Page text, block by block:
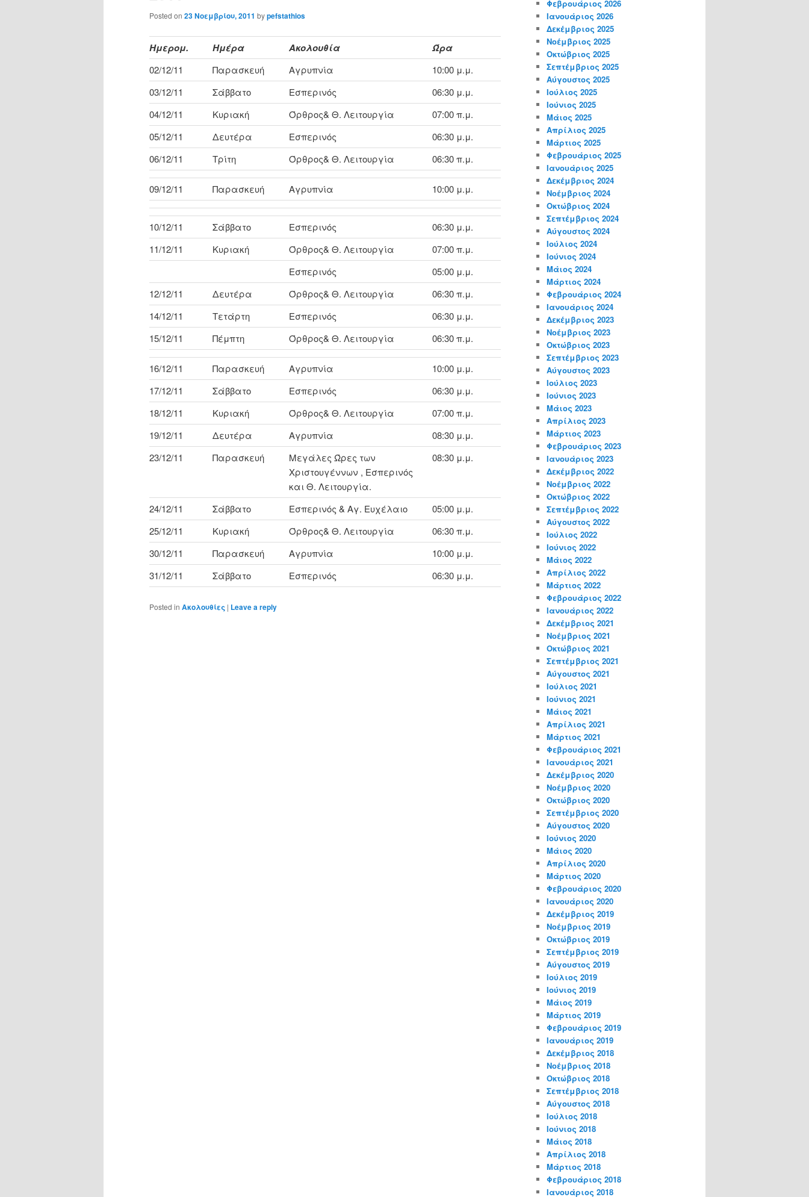
Posted on 23 Νοεμβρίου, 2011 bypefstathios
Ημερομ. Ημέρα Ακολουθία Ώρα
02/12/11 Παρασκευή Αγρυπνία
10:00 μ.μ.
03/12/11
Σάββατο Εσπερινός
06:30 μ.μ.
04/12/11
Κυριακή Όρθρος& Θ. Λειτουργία
07:00 π.μ.
05/12/11
Δευτέρα Εσπερινός
06:30 μ.μ.
06/12/11
Τρίτη Όρθρος& Θ. Λειτουργία 06:30 π.μ.
09/12/11 Παρασκευή Αγρυπνία 10:00 μ.μ.
10/12/11 Σάββατο Εσπερινός
06:30 μ.μ.
11/12/11
Κυριακή Όρθρος& Θ. Λειτουργία
07:00 π.μ.
Εσπερινός
05:00 μ.μ.
12/12/11
Δευτέρα Όρθρος& Θ. Λειτουργία
06:30 π.μ.
14/12/11
Τετάρτη Εσπερινός
06:30 μ.μ.
15/12/11
Πέμπτη Όρθρος& Θ. Λειτουργία 06:30 π.μ.
16/12/11 Παρασκευή Αγρυπνία
10:00 μ.μ.
17/12/11
Σάββατο Εσπερινός
06:30 μ.μ.
18/12/11
Κυριακή Όρθρος& Θ. Λειτουργία
07:00 π.μ.
19/12/11
Δευτέρα Αγρυπνία
08:30 μ.μ.
23/12/11
Παρασκευή
Μεγάλες Ώρες των
Χριστουγέννων , Εσπερινός
και Θ. Λειτουργία.
08:30 μ.μ.
24/12/11 Σάββατο Εσπερινός & Αγ. Ευχέλαιο
05:00 μ.μ.
25/12/11
Κυριακή Όρθρος& Θ. Λειτουργία
06:30 π.μ.
30/12/11
Παρασκευή Αγρυπνία
10:00 μ.μ.
31/12/11
Σάββατο Εσπερινός 06:30 μ.μ.
Posted in Ακολουθίες | Leave a reply
Φεβρουάριος 2026
Ιανουάριος 2026
Δεκέμβριος 2025
Νοέμβριος 2025
Οκτώβριος 2025
Σεπτέμβριος 2025
Αύγουστος 2025
Ιούλιος 2025
Ιούνιος 2025
Μάιος 2025
Απρίλιος 2025
Μάρτιος 2025
Φεβρουάριος 2025
Ιανουάριος 2025
Δεκέμβριος 2024
Νοέμβριος 2024
Οκτώβριος 2024
Σεπτέμβριος 2024
Αύγουστος 2024
Ιούλιος 2024
Ιούνιος 2024
Μάιος 2024
Μάρτιος 2024
Φεβρουάριος 2024
Ιανουάριος 2024
Δεκέμβριος 2023
Νοέμβριος 2023
Οκτώβριος 2023
Σεπτέμβριος 2023
Αύγουστος 2023
Ιούλιος 2023
Ιούνιος 2023
Μάιος 2023
Απρίλιος 2023
Μάρτιος 2023
Φεβρουάριος 2023
Ιανουάριος 2023
Δεκέμβριος 2022
Νοέμβριος 2022
Οκτώβριος 2022
Σεπτέμβριος 2022
Αύγουστος 2022
Ιούλιος 2022
Ιούνιος 2022
Μάιος 2022
Απρίλιος 2022
Μάρτιος 2022
Φεβρουάριος 2022
Ιανουάριος 2022
Δεκέμβριος 2021
Νοέμβριος 2021
Οκτώβριος 2021
Σεπτέμβριος 2021
Αύγουστος 2021
Ιούλιος 2021
Ιούνιος 2021
Μάιος 2021
Απρίλιος 2021
Μάρτιος 2021
Φεβρουάριος 2021
Ιανουάριος 2021
Δεκέμβριος 2020
Νοέμβριος 2020
Οκτώβριος 2020
Σεπτέμβριος 2020
Αύγουστος 2020
Ιούνιος 2020
Μάιος 2020
Απρίλιος 2020
Μάρτιος 2020
Φεβρουάριος 2020
Ιανουάριος 2020
Δεκέμβριος 2019
Νοέμβριος 2019
Οκτώβριος 2019
Σεπτέμβριος 2019
Αύγουστος 2019
Ιούλιος 2019
Ιούνιος 2019
Μάιος 2019
Μάρτιος 2019
Φεβρουάριος 2019
Ιανουάριος 2019
Δεκέμβριος 2018
Νοέμβριος 2018
Οκτώβριος 2018
Σεπτέμβριος 2018
Αύγουστος 2018
Ιούλιος 2018
Ιούνιος 2018
Μάιος 2018
Απρίλιος 2018
Μάρτιος 2018
Φεβρουάριος 2018
Ιανουάριος 2018